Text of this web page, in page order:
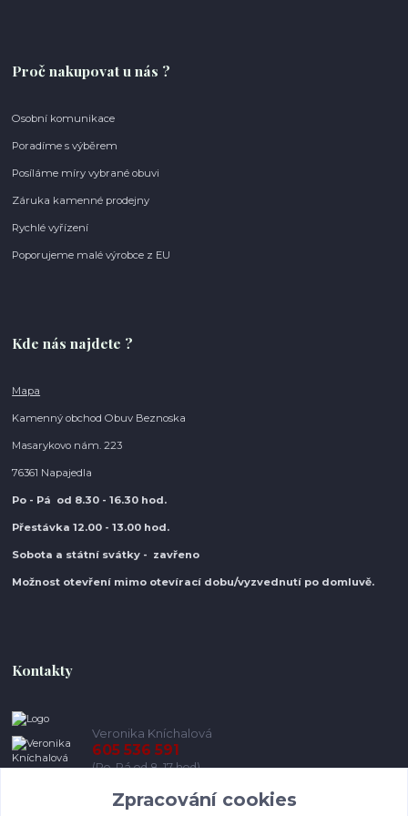
Proč nakupovat u nás ?
Osobní komunikace
Poradíme s výběrem
Posíláme míry vybrané obuvi
Záruka kamenné prodejny
Rychlé vyřízení
Poporujeme malé výrobce z EU
Kde nás najdete ?
Mapa
Kamenný obchod Obuv Beznoska
Masarykovo nám. 223
76361 Napajedla
Po - Pá od 8.30 - 16.30 hod.
Přestávka 12.00 - 13.00 hod.
Sobota a státní svátky - zavřeno
Možnost otevření mimo otevírací dobu/vyzvednutí po domluvě.
Kontakty
Veronika Kníchalová
605 536 591
(Po-Pá od 8-17 hod)
info@pohodlneboty.cz
Zpracování cookies